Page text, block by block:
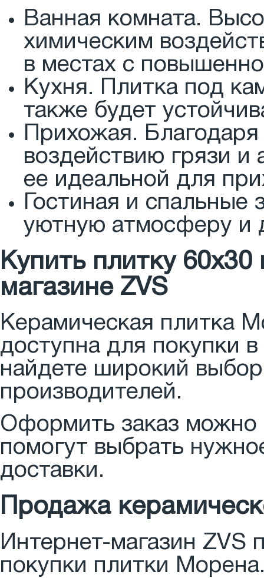
Ванная комната.
химическим
в местах с
Кухня. Плитка под
также будет
Прихожая.
воздействию грязи и
ее идеальной для
Гостиная и
уютную атмосферу и
Купить плитку
магазине ZVS
Керамическая плитка
доступна для покупки
найдете широкий
производителей.
Оформить заказ можно
помогут выбрать
доставки.
Продажа
Интернет-магазин ZVS
покупки плитки